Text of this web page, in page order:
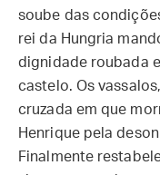
soube das
rei da Hungria
dignidade roubada
castelo. Os
cruzada em que
Henrique pela
Finalmente